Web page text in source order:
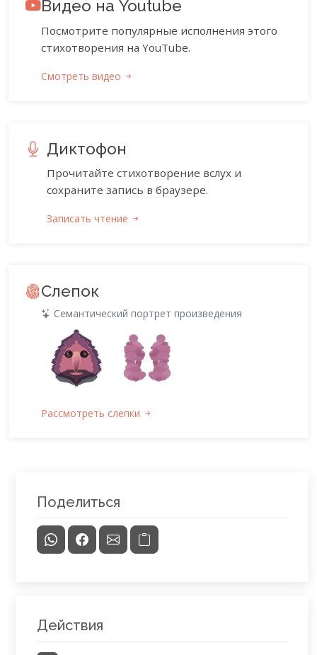
Видео на Youtube
Посмотрите популярные исполнения этого
стихотворения на YouTube.
Смотреть видео
Диктофон
Прочитайте стихотворение вслух и
сохраните запись в браузере.
Записать чтение
Слепок
Семантический портрет произведения
Рассмотреть слепки
Поделиться
Действия